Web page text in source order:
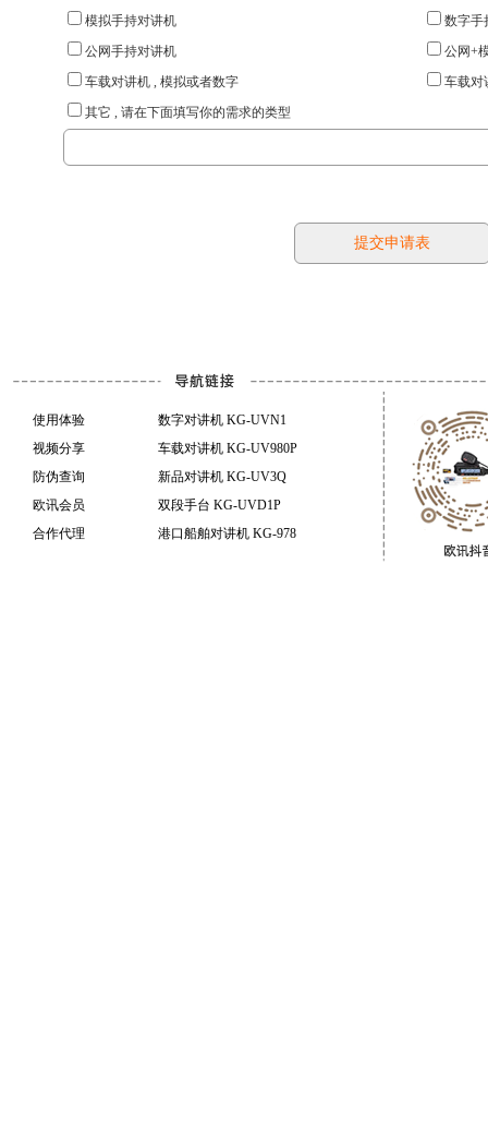
模拟手持对讲机
数字手
公网手持对讲机
公网+
车载对讲机 , 模拟或者数字
车载对
其它 , 请在下面填写你的需求的类型
使用体验
视频分享
防伪查询
欧讯会员
合作代理
数字对讲机 KG-UVN1
车载对讲机 KG-UV980P
新品对讲机 KG-UV3Q
双段手台 KG-UVD1P
港口船舶对讲机 KG-978